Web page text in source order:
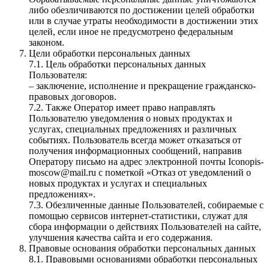
либо обезличиваются по достижении целей обработки
или в случае утраты необходимости в достижении этих
целей, если иное не предусмотрено федеральным
законом.
Цели обработки персональных данных
7.1. Цель обработки персональных данных
Пользователя:
– заключение, исполнение и прекращение гражданско-
правовых договоров.
7.2. Также Оператор имеет право направлять
Пользователю уведомления о новых продуктах и
услугах, специальных предложениях и различных
событиях. Пользователь всегда может отказаться от
получения информационных сообщений, направив
Оператору письмо на адрес электронной почты Iconopis-
moscow@mail.ru с пометкой «Отказ от уведомлений о
новых продуктах и услугах и специальных
предложениях».
7.3. Обезличенные данные Пользователей, собираемые с
помощью сервисов интернет-статистики, служат для
сбора информации о действиях Пользователей на сайте,
улучшения качества сайта и его содержания.
Правовые основания обработки персональных данных
8.1. Правовыми основаниями обработки персональных